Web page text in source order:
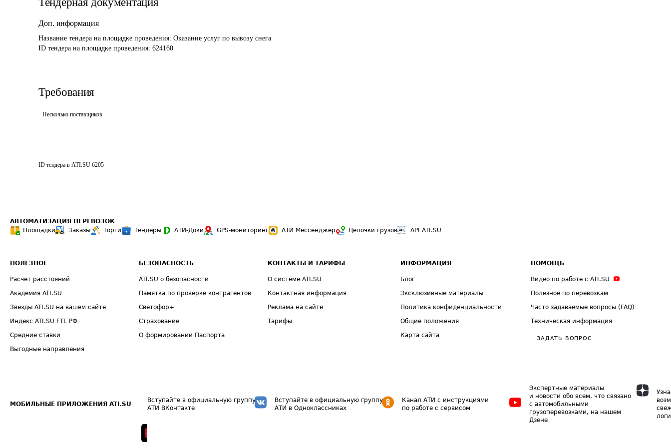
Доп. информация
Название тендера на площадке проведения: Оказание услуг по вывозу снега
ID тендера на площадке проведения: 624160
Требования
Несколько поставщиков
ID тендера в ATI.SU 6205
АВТОМАТИЗАЦИЯ ПЕРЕВОЗОК
Площадки
Заказы Торги Тендеры АТИ-Доки GPS-мониторинг АТИ Мессенджер Цепочки грузов API ATI.SU
ПОЛЕЗНОЕ
Расчет расстояний
Академия ATI.SU
Звезды ATI.SU на вашем сайте
Индекс ATI.SU FTL РФ
Средние ставки
Выгодные направления
БЕЗОПАСНОСТЬ
ATI.SU о безопасности
Памятка по проверке контрагентов
Светофор+
Страхование
О формировании Паспорта
КОНТАКТЫ И ТАРИФЫ
О системе ATI.SU
Контактная информация
Реклама на сайте
Тарифы
ИНФОРМАЦИЯ
Блог
Эксклюзивные материалы
Политика конфиденциальности
Общие положения
Карта сайта
ПОМОЩЬ
Видео по работе с ATI.SU
Полезное по перевозкам
Часто задаваемые вопросы (FAQ)
Техническая информация
ЗАДАТЬ ВОПРОС
МОБИЛЬНЫЕ ПРИЛОЖЕНИЯ ATI.SU
Вступайте в официальную группу
АТИ ВКонтакте
Вступайте в официальную группу
АТИ в Одноклассниках
Канал АТИ с инструкциями
по работе с сервисом
Экспертные материалы
и новости обо всем, что связано
с автомобильными
грузоперевозками, на нашем
Дзене